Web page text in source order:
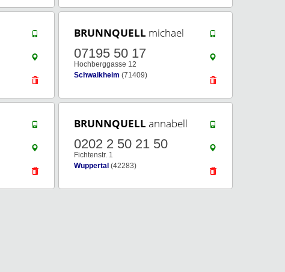
BRUNNQUELL michael
07195 50 17
Hochberggasse 12
Schwaikheim (71409)
BRUNNQUELL annabell
0202 2 50 21 50
Fichtenstr. 1
Wuppertal (42283)